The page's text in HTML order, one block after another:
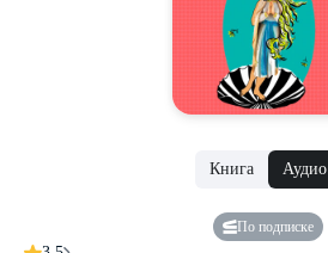
Книга Аудио
По подписке